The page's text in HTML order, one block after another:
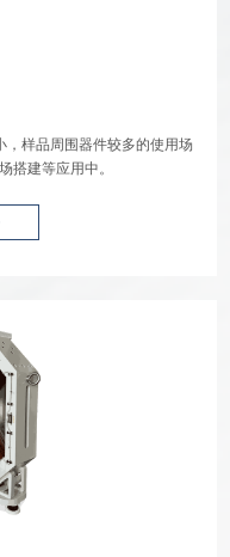
样品周围器件较多的使用场
搭建等应用中。